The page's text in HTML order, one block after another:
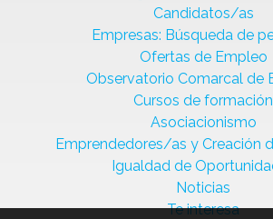
Candidatos/as
Empresas: Búsqueda de
Ofertas de Empleo
Observatorio Comarcal de
Cursos de formación
Asociacionismo
Emprendedores/as y Creación
Igualdad de
Noticias
Te interesa